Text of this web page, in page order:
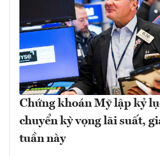
Chứng khoán Mỹ lập kỷ
chuyển kỳ vọng lãi suất,
tuần này